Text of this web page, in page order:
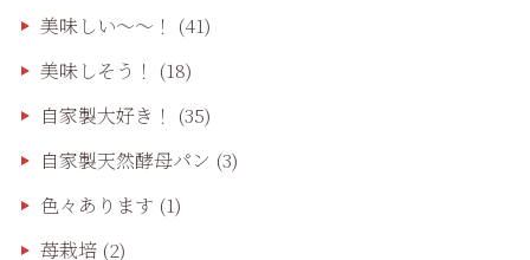
美味しい〜〜！ (41)
美味しそう！ (18)
自家製大好き！ (35)
自家製天然酵母パン (3)
色々あります (1)
苺栽培(2)